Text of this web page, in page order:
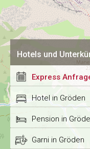
Hotels und
Express
Hotel in Gröden
Pension in
Garni in Gröden